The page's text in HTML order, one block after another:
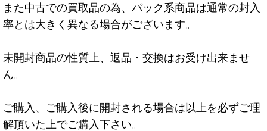
また中古での買取品の為、パック系商品は通常の封入
率とは大きく異なる場合がございます。
未開封商品の性質上、返品・交換はお受け出来ませ
ん。
ご購入、ご購入後に開封される場合は以上を必ずご理
解頂いた上でご購入下さい。